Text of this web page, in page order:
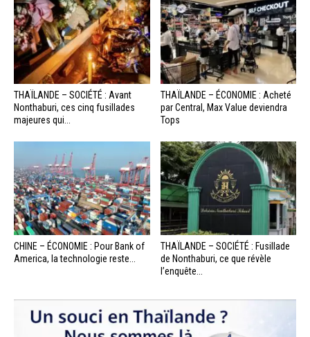
THAÏLANDE – SOCIÉTÉ : Avant
Nonthaburi, ces cinq fusillades
majeures qui...
THAÏLANDE – ÉCONOMIE : Acheté
par Central, Max Value deviendra
Tops
CHINE – ÉCONOMIE : Pour Bank of
America, la technologie reste...
THAÏLANDE – SOCIÉTÉ : Fusillade
de Nonthaburi, ce que révèle
l’enquête...